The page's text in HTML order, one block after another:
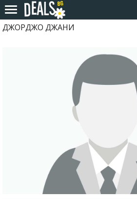
ДЖОРДЖО ДЖАНИ